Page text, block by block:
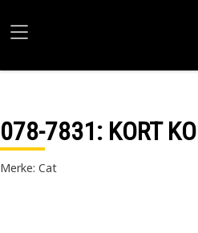
078-7831: KORT
Merke: Cat